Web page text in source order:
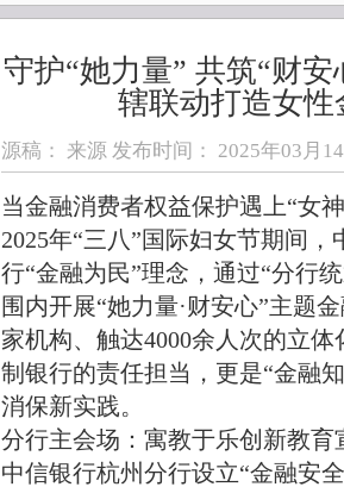
守护“她力量” 共筑“财
辖联动打造女
源稿： 来源 发布时间： 2025年03月
当金融消费者权益保护遇上“女
2025年“三八”国际妇女节期间
行“金融为民”理念，通过“分行
围内开展“她力量·财安心”主题
家机构、触达4000余人次的立
制银行的责任担当，更是“金融
消保新实践。
分行主会场：寓教于乐创新教育
中信银行杭州分行设立“金融安